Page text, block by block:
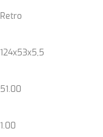
Retro
124x53x5,5
51.00
1.00